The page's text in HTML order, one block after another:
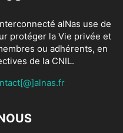
alNas use de
protéger la Vie privée et
ou adhérents, en
de la CNIL.